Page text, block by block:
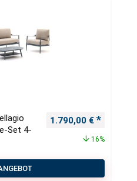
Set 4-
Ursprünglicher
1.790,00 €
16%